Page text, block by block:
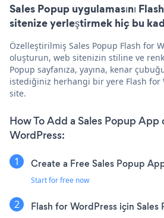
Sales Popup uygulamasını
sitenize yerleştirmek hiç bu
Özelleştirilmiş Sales Popup Flash for
oluşturun, web sitenizin stiline ve
Popup sayfanıza, yayına, kenar
istediğiniz herhangi bir yere Flash for
site.
How To Add a Sales Popup App
WordPress:
Create a Free Sales Popup
Start for free now
Flash for WordPress için